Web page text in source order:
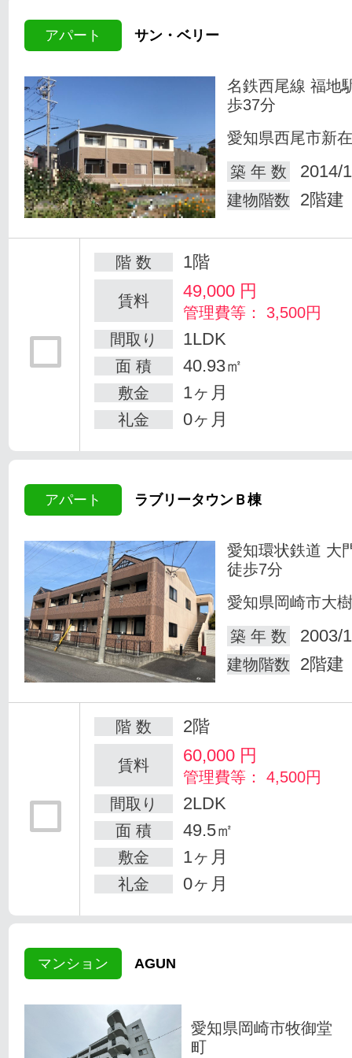
アパート サン・ベリー
名鉄西尾線 福地
歩37分
愛知県西尾市新
築 年 数
2014/
建物階数 2階建
階 数 1階
賃料 49,000 円
管理費等： 3,500円
間取り
1LDK
面 積 40.93㎡
敷金 1ヶ月
礼金 0ヶ月
アパート ラブリータウンＢ棟
愛知環状鉄道 大
徒歩7分
愛知県岡崎市大
築 年 数
2003/
建物階数 2階建
階 数 2階
賃料 60,000 円
管理費等： 4,500円
間取り
2LDK
面 積 49.5㎡
敷金 1ヶ月
礼金 0ヶ月
マンション AGUN
愛知県岡崎市牧御堂
町